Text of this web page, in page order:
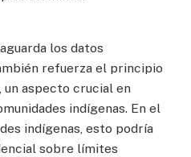
los datos
refuerza el principio
un aspecto crucial en
indígenas. En el
indígenas, esto podría
sobre límites